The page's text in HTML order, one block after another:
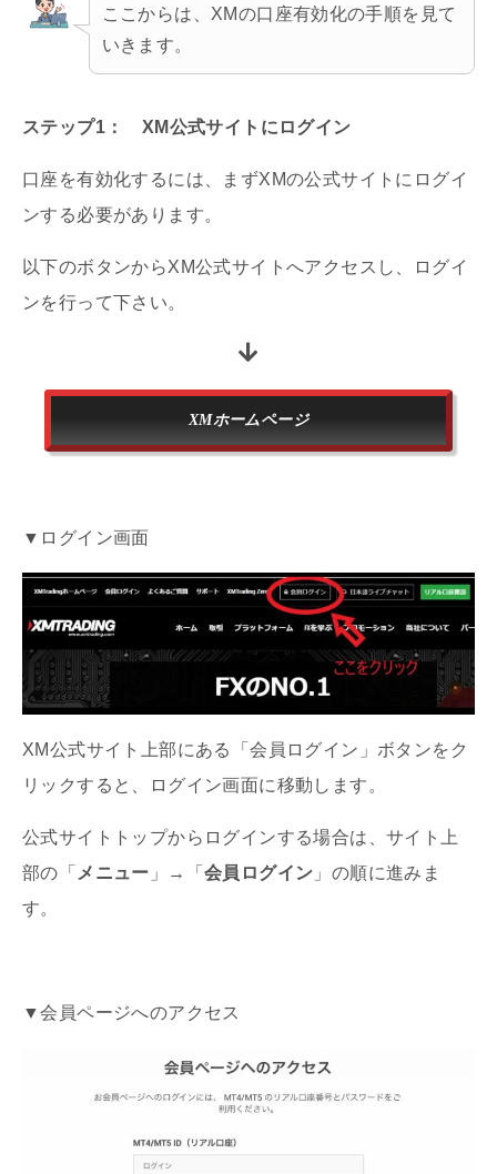
ここからは、XMの口座有効化の手順を見て
いきます。
ステップ1： XM公式サイトにログイン
口座を有効化するには、まずXMの公式サイトにログイ
ンする必要があります。
以下のボタンからXM公式サイトへアクセスし、ログイ
ンを行って下さい。
XMホームページ
▼ログイン画面
XM公式サイト上部にある「会員ログイン」ボタンをク
リックすると、ログイン画面に移動します。
公式サイトトップからログインする場合は、サイト上
部の「 メニュー 」→「会員ログイン 」の順に進みま
す。
▼会員ページへのアクセス